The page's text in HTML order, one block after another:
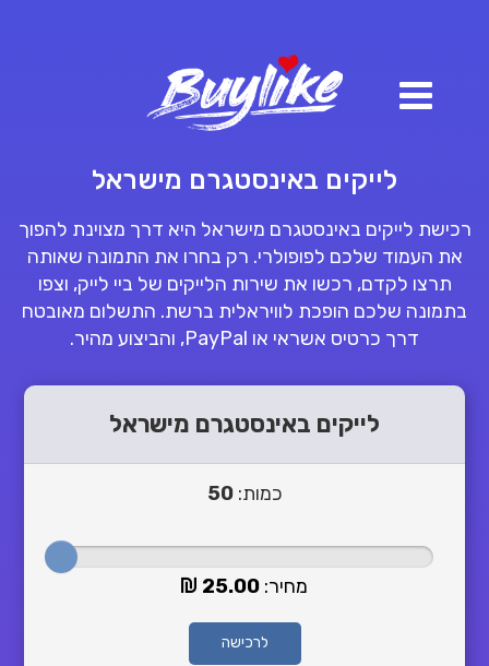
לייקים באינסטגרם מישראל
רכישת לייקים באינסטגרם מישראל היא דרך מצוינת להפוך
את העמוד שלכם לפופולרי. רק בחרו את התמונה שאותה
תרצו לקדם, רכשו את שירות הלייקים של ביי לייק, וצפו
בתמונה שלכם הופכת לוויראלית ברשת. התשלום מאובטח
דרך כרטיס אשראי או PayPal, והביצוע מהיר.
לייקים באינסטגרם מישראל
כמות:50
מחיר: 25.00
לרכישה